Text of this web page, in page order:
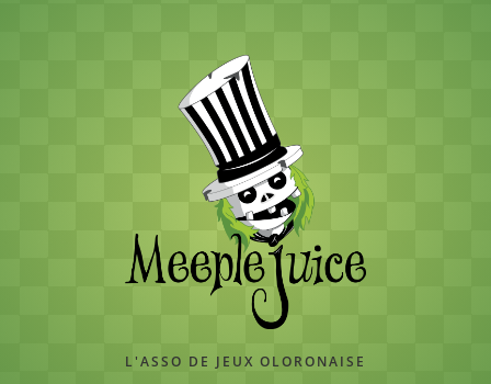
L'ASSO DE JEUX OLORONAISE